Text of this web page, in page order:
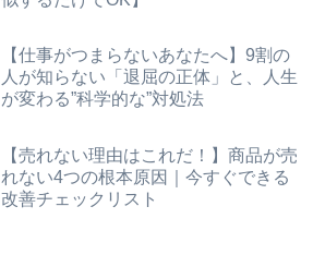
【仕事がつまらないあなたへ】9割の
人が知らない「退屈の正体」と、人生
が変わる”科学的な”対処法
【売れない理由はこれだ！】商品が売
れない4つの根本原因｜今すぐできる
改善チェックリスト